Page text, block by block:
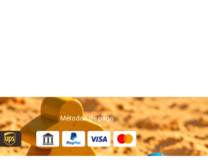
Métodos de pago